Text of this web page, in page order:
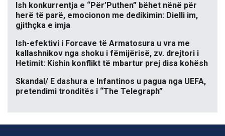
Ish konkurrentja e “Për’Puthen” bëhet nënë për
herë të parë, emocionon me dedikimin: Dielli im,
gjithçka e imja
Ish-efektivi i Forcave të Armatosura u vra me
kallashnikov nga shoku i fëmijërisë, zv. drejtori i
Hetimit: Kishin konflikt të mbartur prej disa kohësh
Skandal/ E dashura e Infantinos u pagua nga UEFA,
pretendimi tronditës i “The Telegraph”